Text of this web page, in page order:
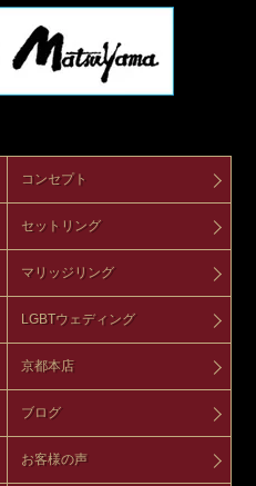
コンセプト
セットリング
マリッジリング
LGBTウェディング
京都本店
ブログ
お客様の声